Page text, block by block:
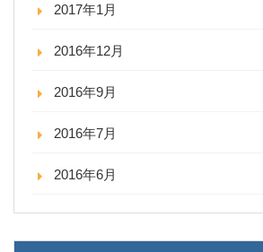
2017年1月
2016年12月
2016年9月
2016年7月
2016年6月